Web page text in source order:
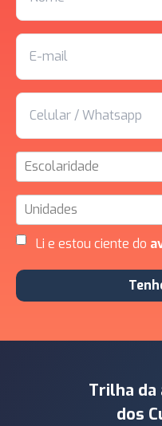
Escolaridade
Unidades
Li e estou ciente do
Trilha da
dos